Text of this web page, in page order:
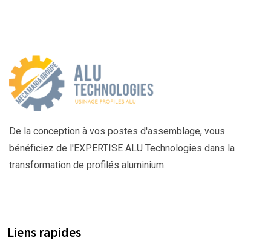
De la conception à vos postes d'assemblage, vous
bénéficiez de l'EXPERTISE ALU Technologies dans la
transformation de profilés aluminium.
Liens rapides